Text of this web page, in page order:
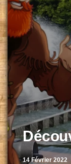
14 Février 2022